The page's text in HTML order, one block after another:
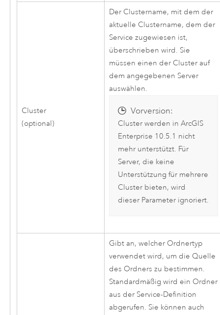
Cluster
(optional)
Der Clustername, mit dem der
aktuelle Clustername, dem der
Service zugewiesen ist,
überschrieben wird. Sie
müssen einen der Cluster auf
dem angegebenen Server
auswählen.
Vorversion:
Cluster werden inArcGIS
Enterprise 10.5.1 nicht
mehr unterstützt. Für
Server, die keine
Unterstützung für mehrere
Cluster bieten, wird
dieser Parameter ignoriert.
Gibt an, welcher Ordnertyp
verwendet wird, um die Quelle
des Ordners zu bestimmen.
Standardmäßig wird ein Ordner
aus der Service-Definition
abgerufen. Sie können auch